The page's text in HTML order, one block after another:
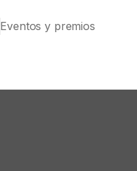
Eventos y premios